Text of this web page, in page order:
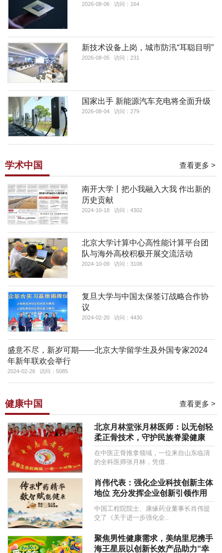
2026-08-06 访问：164
新技术设备上岗，城市防汛“耳聪目明”
2026-08-05 访问：231
国家出手 新能源汽车充电将全面升级
2026-08-04 访问：279
学术中国 查看更多 >
南开大学丨把小我融入大我 作出新的
历史贡献
2024-10-18 访问：4302
北京大学计算中心高性能计算平台团
队与海外高校积极开展交流活动
2024-10-09 访问：3108
复旦大学与中国太保签订战略合作协
议
2024-02-20 访问：4430
盛意不尽，新岁可期——北京大学留学生及外国专家2024
年新年联欢会举行
2024-02-26 访问：5085
健康中国 查看更多 >
北京月林堂张月林医师：以无创轻
柔正骨技术，守护民族脊梁健康
在中医正骨推拿领域，一位来自山东临清
的全科医师张月林，凭借..
肖伟代表：强化企业科技创新主体
地位 充分发挥企业创新引领作用
中国工程院院士、康缘药业董事长肖伟提
交了《关于进一步强化企..
聚焦男性健康需求，美纳里尼携手
海王星辰以创新长效产品助力“幸